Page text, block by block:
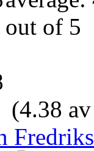
(4.38